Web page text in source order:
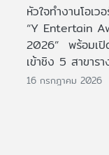
หัวใจทำงานโอเว
“Y Entertain
2026” พร้อมเปิ
เข้าชิง 5 สาขาร
16 กรกฎาคม 2026